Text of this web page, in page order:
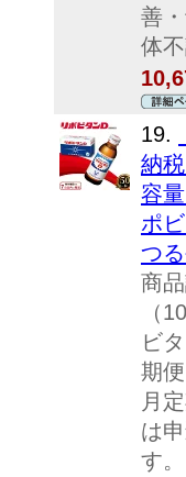
善
体
19.
納
容
ポ
つ
商
（
ビ
期
月
は
す